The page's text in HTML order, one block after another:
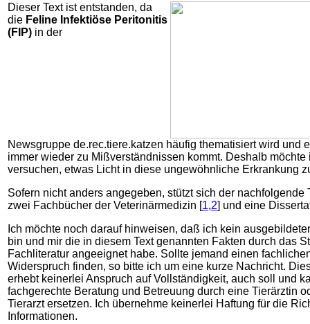
Dieser Text ist entstanden, da
die Feline Infektiöse Peritonitis
(FIP) in der
Newsgruppe de.rec.tiere.katzen häufig thematisiert wird und
immer wieder zu Mißverständnissen kommt. Deshalb möchte
versuchen, etwas Licht in diese ungewöhnliche Erkrankung
Sofern nicht anders angegeben, stützt sich der nachfolgende
zwei Fachbücher der Veterinärmedizin [1,2] und eine
Ich möchte noch darauf hinweisen, daß ich kein
bin und mir die in diesem Text genannten Fakten durch das
Fachliteratur angeeignet habe. Sollte jemand einen
Widerspruch finden, so bitte ich um eine kurze Nachricht.
erhebt keinerlei Anspruch auf Vollständigkeit, auch soll und
fachgerechte Beratung und Betreuung durch eine Tierärztin
Tierarzt ersetzen. Ich übernehme keinerlei Haftung für die
Informationen.